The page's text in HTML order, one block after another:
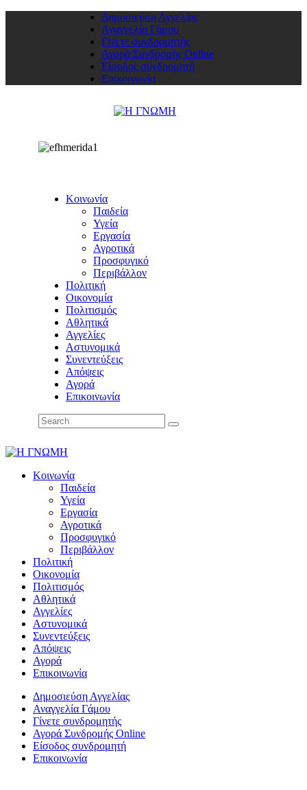
Δημοσιεύση Αγγελίας
Αναγγελία Γάμου
Γίνετε συνδρομητής
Αγορά Συνδρομής Online
Είσοδος συνδρομητή
Επικοινωνία
Κοινωνία
Παιδεία
Υγεία
Εργασία
Αγροτικά
Προσφυγικό
Περιβάλλον
Πολιτική
Οικονομία
Πολιτισμός
Αθλητικά
Αγγελίες
Αστυνομικά
Συνεντεύξεις
Απόψεις
Αγορά
Επικοινωνία
Κοινωνία
Παιδεία
Υγεία
Εργασία
Αγροτικά
Προσφυγικό
Περιβάλλον
Πολιτική
Οικονομία
Πολιτισμός
Αθλητικά
Αγγελίες
Αστυνομικά
Συνεντεύξεις
Απόψεις
Αγορά
Επικοινωνία
Δημοσιεύση Αγγελίας
Αναγγελία Γάμου
Γίνετε συνδρομητής
Αγορά Συνδρομής Online
Είσοδος συνδρομητή
Επικοινωνία